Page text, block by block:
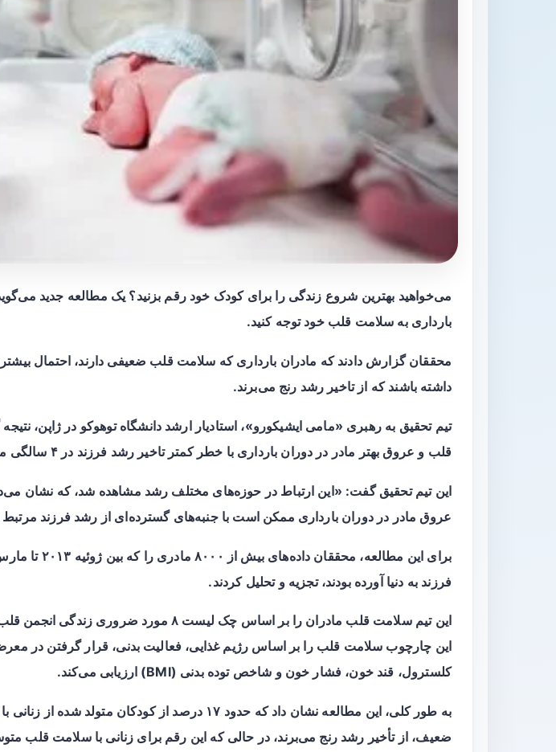
می‌خواهید بهترین شروع زندگی را برای کودک خود رقم بزنید؟ یک مطالعه جدید
بارداری به سلامت قلب خود توجه کنید.
محققان گزارش دادند که مادران بارداری که سلامت قلب ضعیفی دارند، احتمال
داشته باشند که از تاخیر رشد رنج می‌برند.
تیم تحقیق به رهبری «مامی ایشیکورو»، استادیار ارشد دانشگاه توهوکو در ژاپن،
قلب و عروق بهتر مادر در دوران بارداری با خطر کمتر تاخیر رشد فرزند در ۴ سالگی مرتبط است.»
این تیم تحقیق گفت: «این ارتباط در حوزه‌های مختلف رشد مشاهده شد، که نشان
عروق مادر در دوران بارداری ممکن است با جنبه‌های گسترده‌ای از رشد فرزند
فرزند به دنیا آورده بودند، تجزیه و تحلیل کردند.
این تیم سلامت قلب مادران را بر اساس چک لیست ۸ مورد
این چارچوب سلامت قلب را بر اساس رژیم غذایی، فعالیت بدنی، قرار گرفتن در
کلسترول، قند خون، فشار خون و شاخص توده بدنی (BMI) ارزیابی می‌کند.
به طور کلی، این مطالعه نشان داد که حدود ۱۷ درصد از کودکان متولد